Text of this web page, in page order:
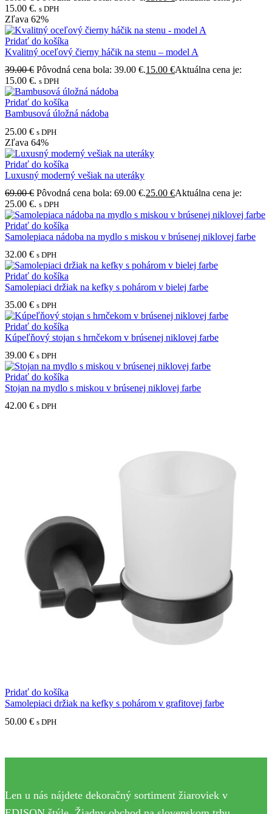
15.00 €. s DPH
Zľava 62%
Pridať do košíka
Kvalitný oceľový čierny háčik na stenu – model A
39.00€ Pôvodná cena bola: 39.00 €.15.00 €Aktuálna cena je:
15.00 €. s DPH
Pridať do košíka
Bambusová úložná nádoba
25.00 € s DPH
Zľava 64%
Pridať do košíka
Luxusný moderný vešiak na uteráky
69.00€ Pôvodná cena bola: 69.00 €.25.00 €Aktuálna cena je:
25.00 €. s DPH
Pridať do košíka
Samolepiaca nádoba na mydlo s miskou v brúsenej niklovej farbe
32.00 € s DPH
Pridať do košíka
Samolepiaci držiak na kefky s pohárom v bielej farbe
35.00 € s DPH
Pridať do košíka
Kúpeľňový stojan s hrnčekom v brúsenej niklovej farbe
39.00 € s DPH
Pridať do košíka
Stojan na mydlo s miskou v brúsenej niklovej farbe
42.00 € s DPH
Pridať do košíka
Samolepiaci držiak na kefky s pohárom v grafitovej farbe
50.00 € s DPH
Len u nás nájdete dekoračný sortiment žiaroviek v